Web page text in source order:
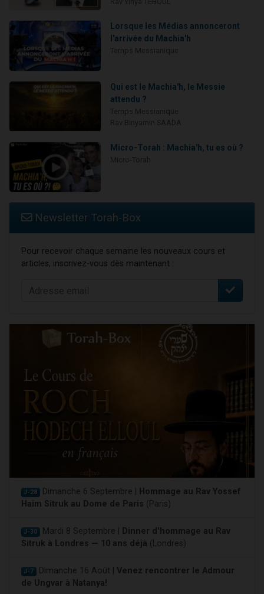
Lorsque les Médias annonceront
l'arrivée du Machia'h
Qui est le Machia'h, le Messie
attendu ?
Micro-Torah : Machia'h, tu es où ?
Newsletter Torah-Box
Pour recevoir chaque semaine les nouveaux cours et
articles, inscrivez-vous dès maintenant :
J-28 Dimanche 6 Septembre |
Hommage au Rav Yossef
Haim Sitruk au Dome de Paris (Paris)
J-30 Mardi 8 Septembre |
Dinner d'hommage au Rav
Sitruk à Londres — 10 ans déjà (Londres)
J-7 Dimanche 16 Août | Venez rencontrer le Admour
de Ungvar à Natanya!